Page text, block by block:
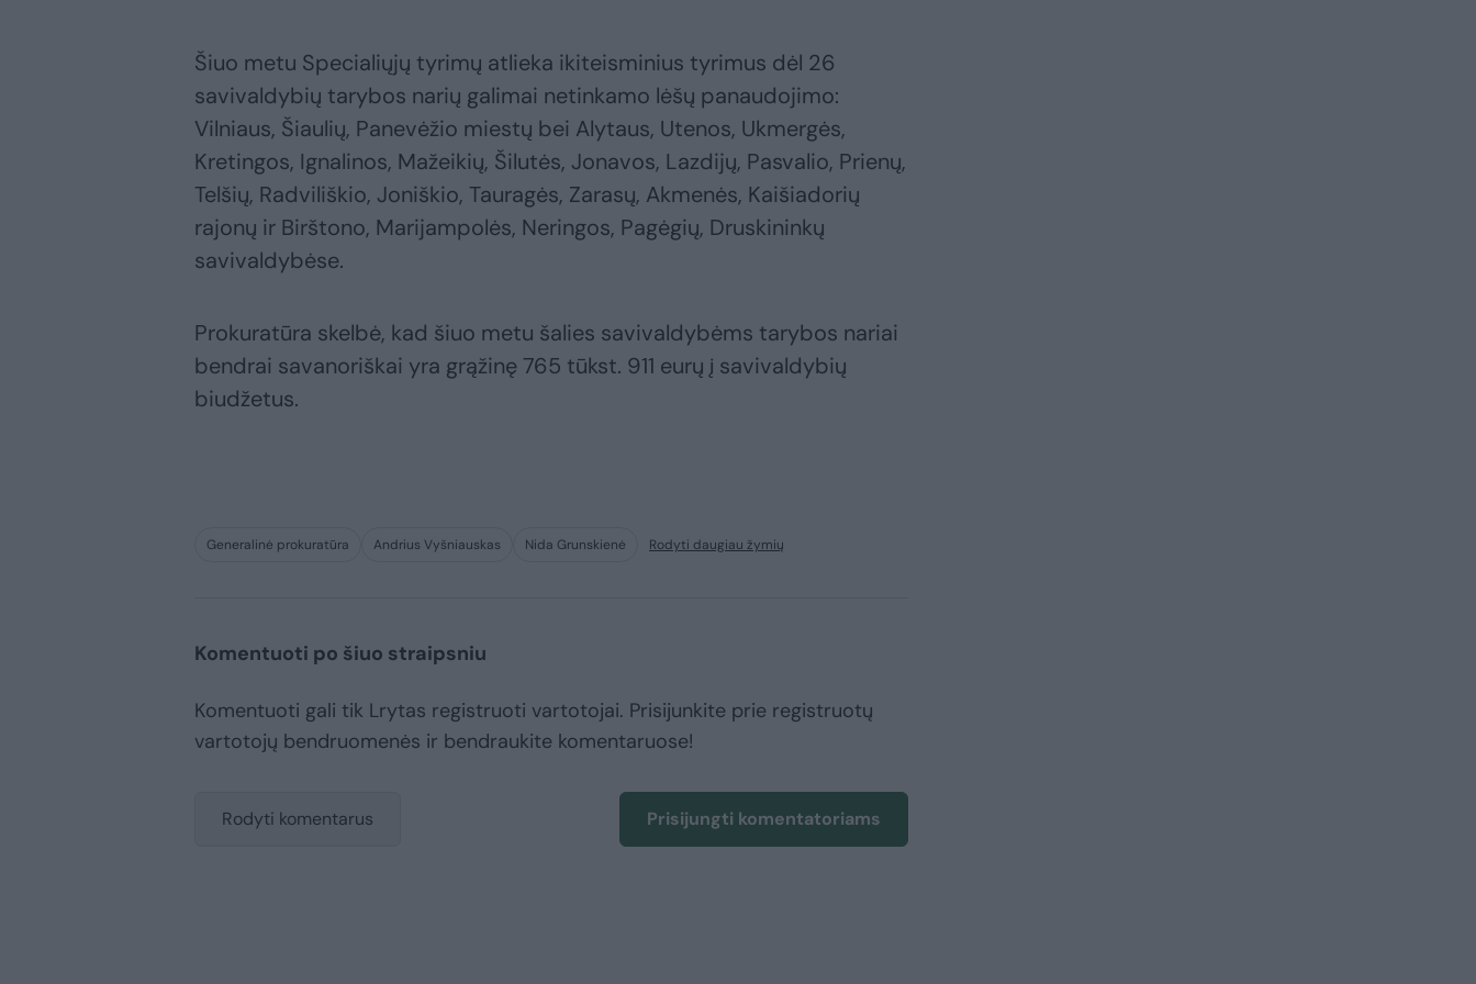
Šiuo metu Specialiųjų tyrimų atlieka ikiteisminius tyrimus dėl 26
savivaldybių tarybos narių galimai netinkamo lėšų panaudojimo:
Vilniaus, Šiaulių, Panevėžio miestų bei Alytaus, Utenos, Ukmergės,
Kretingos, Ignalinos, Mažeikių, Šilutės, Jonavos, Lazdijų, Pasvalio, Prienų,
Telšių, Radviliškio, Joniškio, Tauragės, Zarasų, Akmenės, Kaišiadorių
rajonų ir Birštono, Marijampolės, Neringos, Pagėgių, Druskininkų
savivaldybėse.
Prokuratūra skelbė, kad šiuo metu šalies savivaldybėms tarybos nariai
bendrai savanoriškai yra grąžinę 765 tūkst. 911 eurų į savivaldybių
biudžetus.
Generalinė prokuratūra Andrius Vyšniauskas Nida Grunskienė Rodyti daugiau žymių
Komentuoti po šiuo straipsniu
Komentuoti gali tik Lrytas registruoti vartotojai. Prisijunkite prie registruotų
vartotojų bendruomenės ir bendraukite komentaruose!
Rodyti komentarus Prisijungti komentatoriams